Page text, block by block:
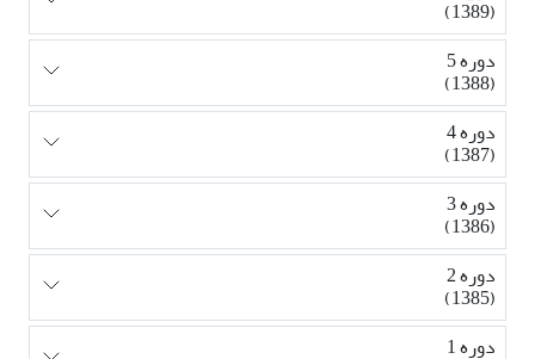
(1389)
دوره 5
(1388)
دوره 4
(1387)
دوره 3
(1386)
دوره 2
(1385)
دوره 1